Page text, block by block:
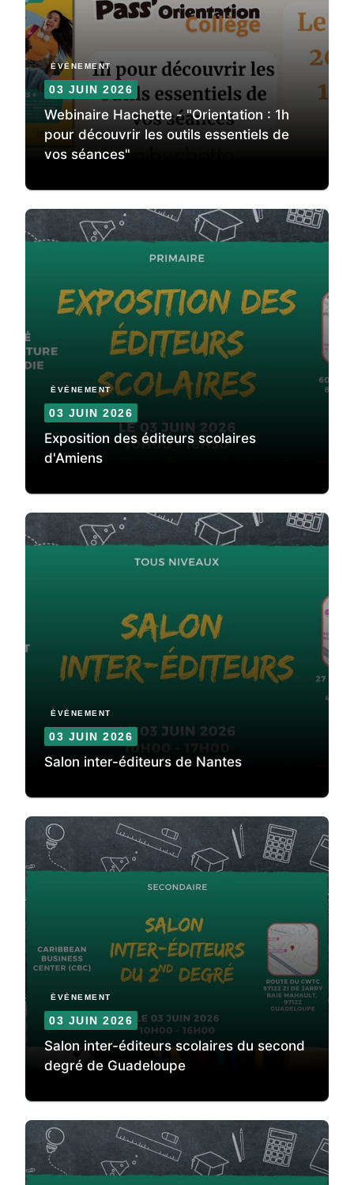
ÉVÈNEMENT
03 JUIN 2026
Webinaire Hachette - "Orientation : 1h
pour découvrir les outils essentiels de
vos séances"
ÉVÈNEMENT
03 JUIN 2026
Exposition des éditeurs scolaires
d'Amiens
ÉVÈNEMENT
03 JUIN 2026
Salon inter-éditeurs de Nantes
ÉVÈNEMENT
03 JUIN 2026
Salon inter-éditeurs scolaires du second
degré de Guadeloupe